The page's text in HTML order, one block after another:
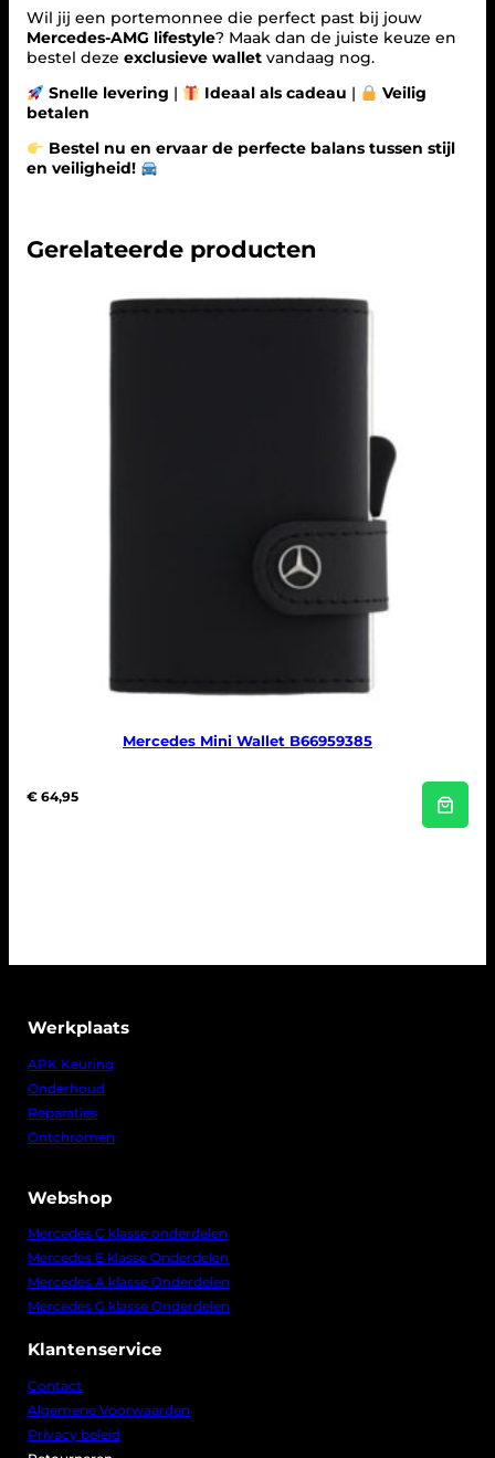
Wil jij een portemonnee die perfect past bij jouw
Mercedes-AMG lifestyle? Maak dan de juiste keuze en
bestel deze exclusieve wallet vandaag nog.
Snelle levering | Ideaal als cadeau |
Veilig
betalen
Bestel nu en ervaar de perfecte balans tussen stijl
en veiligheid!
Gerelateerde producten
Mercedes Mini Wallet B66959385
€ 64,95
Werkplaats
APK Keuring
Onderhoud
Reparaties
Ontchromen
Webshop
Mercedes C klasse onderdelen
Mercedes E klasse Onderdelen
Mercedes A klasse Onderdelen
Mercedes G klasse Onderdelen
Klantenservice
Contact
Algemene Voorwaarden
Privacy beleid